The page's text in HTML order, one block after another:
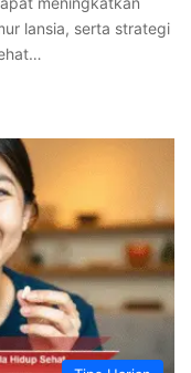
lansia, serta strategi